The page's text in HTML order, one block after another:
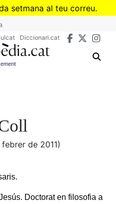
Véssetmana al teu correu.
de Divulcat
Diccionari.cat
de 2011)
Doctorat en filosofia a